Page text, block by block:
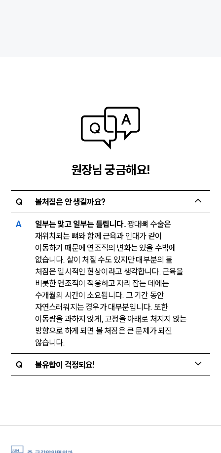
원장님 궁금해요!
Q 볼처짐은 안 생길까요?
A 일부는 맞고 일부는 틀립니다.광대뼈 수술은
재위치되는 뼈와 함께 근육과 인대가 같이
이동하기 때문에 연조직의 변화는 있을 수밖에
없습니다. 살이 처질 수도 있지만 대부분의 볼
처짐은 일시적인 현상이라고 생각합니다. 근육을
비롯한 연조직이 적응하고 자리 잡는 데에는
수개월의 시간이 소요됩니다. 그 기간 동안
자연스러워지는 경우가 대부분입니다. 또한
이동량을 과하지 않게, 고정을 아래로 처지지 않는
방향으로 하게 되면 볼 처짐은 큰 문제가 되진
않습니다.
Q 불유합이 걱정되요!